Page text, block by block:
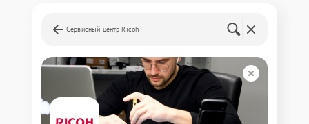
Сервисный центр Ricoh